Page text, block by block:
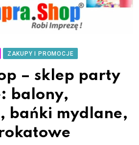
ZAKUPY I PROMOCJE
– sklep party
balony,
bańki mydlane,